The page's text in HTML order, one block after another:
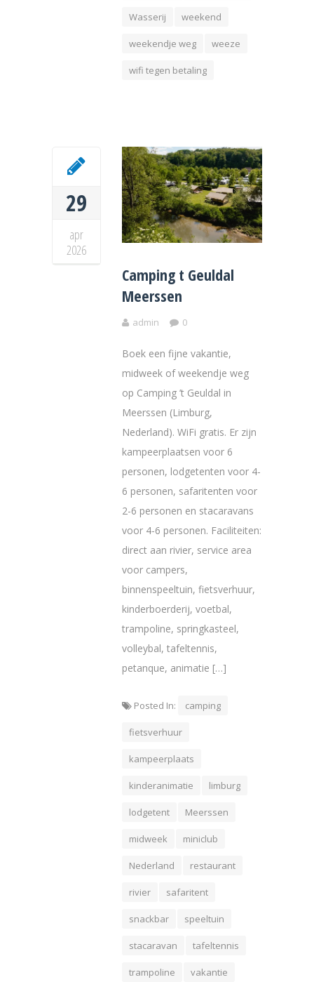
Wasserij weekend
weekendje weg weeze
wifi tegen betaling
29
apr
2026
Camping t Geuldal
Meerssen
admin 0
Boek een fijne vakantie,
midweek of weekendje weg
op Camping ’t Geuldal in
Meerssen (Limburg,
Nederland). WiFi gratis. Er zijn
kampeerplaatsen voor 6
personen, lodgetenten voor 4-
6 personen, safaritenten voor
2-6 personen en stacaravans
voor 4-6 personen. Faciliteiten:
direct aan rivier, service area
voor campers,
binnenspeeltuin, fietsverhuur,
kinderboerderij, voetbal,
trampoline, springkasteel,
volleybal, tafeltennis,
petanque, animatie […]
Posted In: camping
fietsverhuur
kampeerplaats
kinderanimatie limburg
lodgetent Meerssen
midweek miniclub
Nederland restaurant
rivier safaritent
snackbar speeltuin
stacaravan tafeltennis
trampoline vakantie